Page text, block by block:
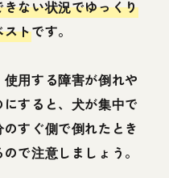
ない状況でゆっくり
ストです。
用する障害が倒れや
すると、犬が集中で
すぐ側で倒れたとき
で注意しましょう。